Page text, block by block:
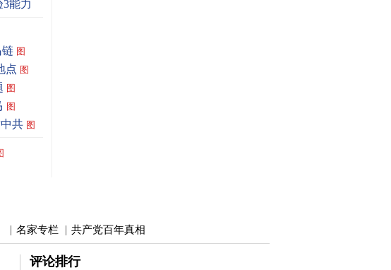
能力
链 图
点 图
图
图
共 图
| 名家专栏 | 共产党百年真相
评论排行